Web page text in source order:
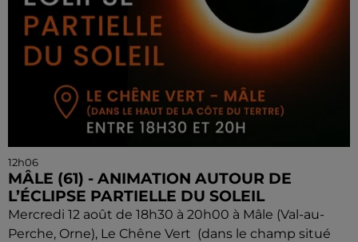
12h06
MÂLE (61) - ANIMATION AUTOUR DE
L’ÉCLIPSE PARTIELLE DU SOLEIL
Mercredi 12 août de 18h30 à 20h00 à Mâle (Val-au-
Perche, Orne), Le Chêne Vert (dans le champ situé